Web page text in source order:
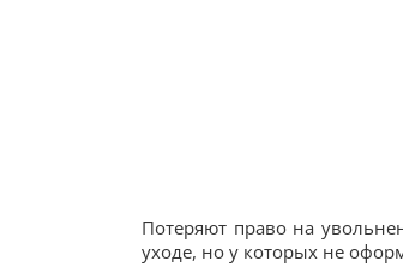
Потеряют право на
уходе, но у которых не